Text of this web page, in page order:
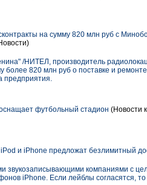
на сумму 820 млн руб с
/НИТЕЛ, производитель
820 млн руб о поставке и
предприятия.
футбольный стадион (Новости
и iPhone предложат безлимитный
звукозаписывающими компаниями с
iPhone. Если лейблы согласятся,